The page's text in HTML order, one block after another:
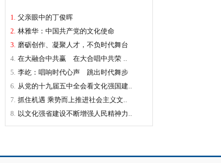
1.
父亲眼中的丁俊晖
2. 林雅华：中国共产党的文化使命
3. 磨砺创作、凝聚人才，不负时代舞台
4. 在大融合中共赢 在大合唱中共荣 ..
5. 李屹：唱响时代心声 跳出时代舞步
6.
从党的十九届五中全会看文化强国建..
7. 抓住机遇 乘势而上推进社会主义文..
8.
以文化强省建设不断增强人民精神力..